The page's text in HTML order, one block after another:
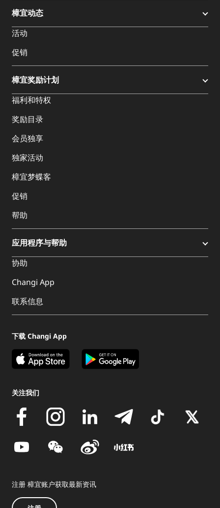
樟宜动态
活动
促销
樟宜奖励计划
福利和特权
奖励目录
会员独享
独家活动
樟宜梦蝶客
促销
帮助
应用程序与帮助
协助
Changi App
联系信息
下载 Changi App
关注我们
注册 樟宜账户获取最新资讯